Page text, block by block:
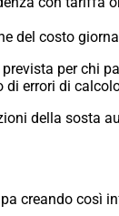
del costo
per chi
errori di
della sosta
creando così